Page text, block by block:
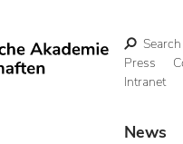
Search
Press
Intranet
News